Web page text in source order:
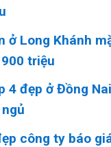
ở Long Khánh
triệu
4 đẹp ở Đồng Nai
công ty báo